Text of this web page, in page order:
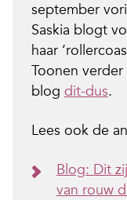
september
Saskia blogt
haar
Toonen
blog dit-dus.
Lees ook de
Blog: Dit
van rouw